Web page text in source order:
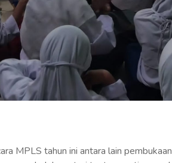
MPLS tahun ini antara lain